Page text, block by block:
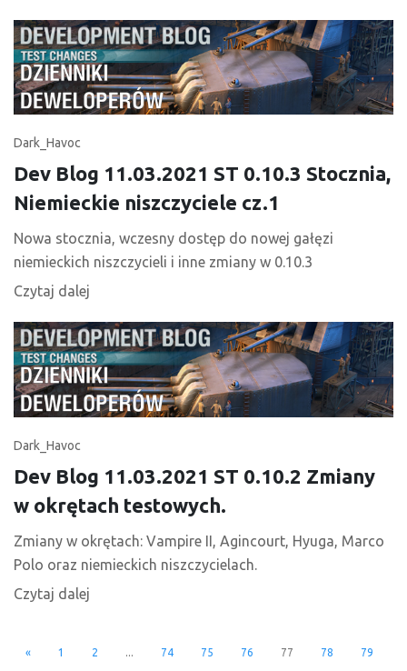
Dark_Havoc
Dev Blog 11.03.2021 ST 0.10.3 Stocznia,
Niemieckie niszczyciele cz.1
Nowa stocznia, wczesny dostęp do nowej gałęzi
niemieckich niszczycieli i inne zmiany w 0.10.3
Czytaj dalej
Dark_Havoc
Dev Blog 11.03.2021 ST 0.10.2 Zmiany
w okrętach testowych.
Zmiany w okrętach: Vampire II, Agincourt, Hyuga, Marco
Polo oraz niemieckich niszczycielach.
Czytaj dalej
« 1 2 ... 74 75 76 77 78 79